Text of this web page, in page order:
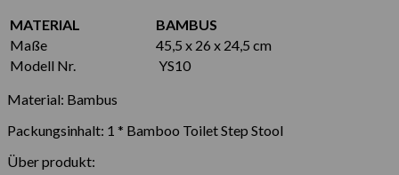
MATERIAL
BAMBUS
Maße
45,5 x 26 x 24,5 cm
Modell Nr.
YS10
Material: Bambus
Packungsinhalt: 1 * Bamboo Toilet Step Stool
Über produkt: